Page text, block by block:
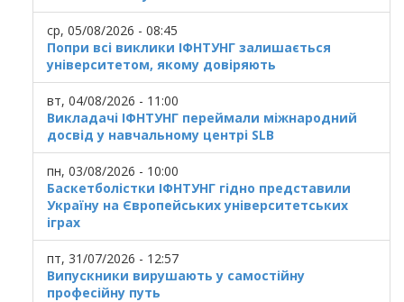
ср, 05/08/2026 - 08:45
Попри всі виклики ІФНТУНГ залишається
університетом, якому довіряють
вт, 04/08/2026 - 11:00
Викладачі ІФНТУНГ переймали міжнародний
досвід у навчальному центрі SLB
пн, 03/08/2026 - 10:00
Баскетболістки ІФНТУНГ гідно представили
Україну на Європейських університетських
іграх
пт, 31/07/2026 - 12:57
Випускники вирушають у самостійну
професійну путь